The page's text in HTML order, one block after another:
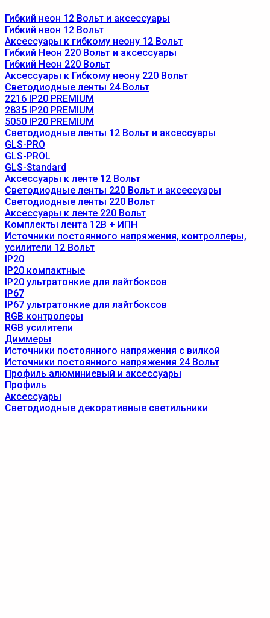
Гибкий неон 12 Вольт и аксессуары
Гибкий неон 12 Вольт
Аксессуары к гибкому неону 12 Вольт
Гибкий Неон 220 Вольт и аксессуары
Гибкий Неон 220 Вольт
Аксессуары к Гибкому неону 220 Вольт
Светодиодные ленты 24 Вольт
2216 IP20 PREMIUM
2835 IP20 PREMIUM
5050 IP20 PREMIUM
Светодиодные ленты 12 Вольт и аксессуары
GLS-PRO
GLS-PROL
GLS-Standard
Аксессуары к ленте 12 Вольт
Светодиодные ленты 220 Вольт и аксессуары
Светодиодные ленты 220 Вольт
Аксессуары к ленте 220 Вольт
Комплекты лента 12В + ИПН
Источники постоянного напряжения, контроллеры,
усилители 12 Вольт
IP20
IP20 компактные
IP20 ультратонкие для лайтбоксов
IP67
IP67 ультратонкие для лайтбоксов
RGB контролеры
RGB усилители
Диммеры
Источники постоянного напряжения с вилкой
Источники постоянного напряжения 24 Вольт
Профиль алюминиевый и аксессуары
Профиль
Аксессуары
Светодиодные декоративные светильники